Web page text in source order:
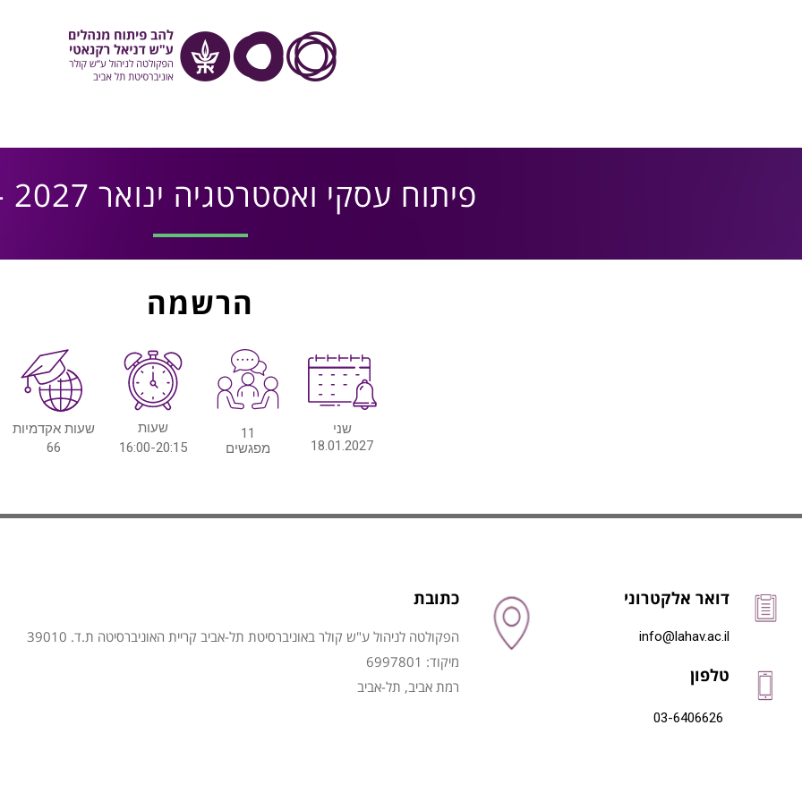
פיתוח עסקי ואסטרטגיה ינואר 2027 – רגיל
הרשמה
שני
18.01.2027
11
מפגשים
שעות
16:00-20:15
שעות אקדמיות
66
דואר אלקטרוני
info@lahav.ac.il
טלפון
03-6406626
כתובת
הפקולטה לניהול ע"ש קולר באוניברסיטת תל-אביב קריית האוניברסיטה ת.ד. 39010
מיקוד: 6997801
רמת אביב, תל-אביב